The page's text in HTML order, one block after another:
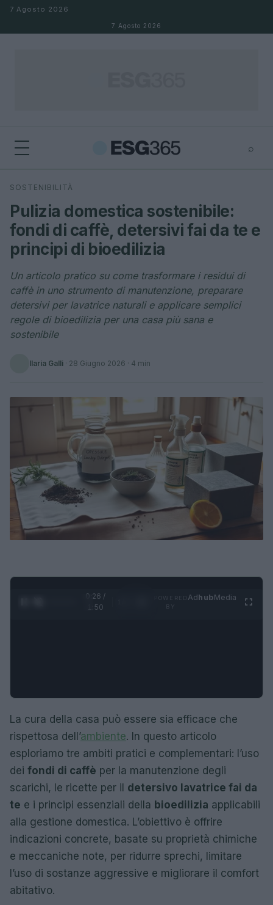
Salta al contenuto
7 Agosto 2026
7 Agosto 2026
⌕
Cerca
SOSTENIBILITÀ
Pulizia domestica sostenibile:
fondi di caffè, detersivi fai da te e
principi di bioedilizia
Un articolo pratico su come trasformare i residui di
caffè in uno strumento di manutenzione, preparare
detersivi per lavatrice naturali e applicare semplici
regole di bioedilizia per una casa più sana e
sostenibile
Ilaria Galli · 28 Giugno 2026 · 4 min
0:27 /
1:50
AdhubMedia
La cura della casa può essere sia efficace che
rispettosa dell’ambiente. In questo articolo
esploriamo tre ambiti pratici e complementari: l’uso
dei fondi di caffè per la manutenzione degli
scarichi, le ricette per il detersivo lavatrice fai da
te e i principi essenziali della bioedilizia applicabili
alla gestione domestica. L’obiettivo è offrire
indicazioni concrete, basate su proprietà chimiche
e meccaniche note, per ridurre sprechi, limitare
l’uso di sostanze aggressive e migliorare il comfort
abitativo.